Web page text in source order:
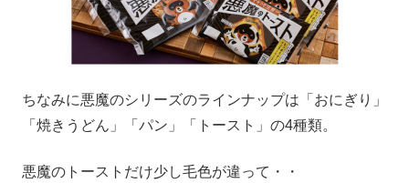
ちなみに悪魔のシリーズのラインナップは「おにぎり」
「焼きうどん」「パン」「トースト」の4種類。
悪魔のトーストだけ少し毛色が違って・・